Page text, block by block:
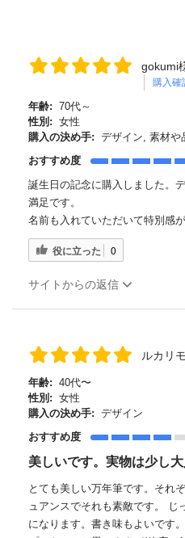
gokumi
購入確
年齢: 70代～
性別: 女性
購入の決め手: デザイン, 素材や
おすすめ度
誕生日の記念に購入しました。
満足です。
名前も入れていただいて特別感
役に立った 0
サイトからの返信
ルカリ
年齢: 40代〜
性別: 女性
購入の決め手: デザイン
おすすめ度
美しいです。実物は少し
とても美しい万年筆です。それ
ュアンスでそれも素敵です。 じ
になります。書き味もよいです